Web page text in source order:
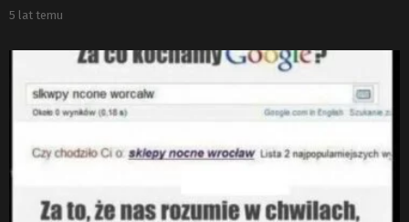
5 lat temu